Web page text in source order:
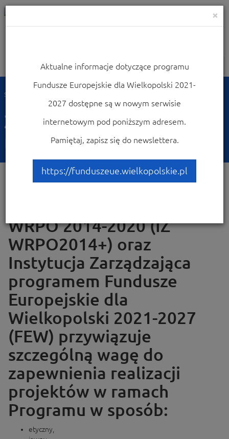
Nawigacja
Strona główna
Zgłaszanie nadużyć /
nieprawidłowości
WRPO 2014-2020 (IZ
WRPO2014+) oraz
Instytucja Zarządzająca
programem Fundusze
Europejskie dla
Wielkopolski 2021-2027
(FEW) przywiązuje
szczególną wagę do
zapewnienia realizacji
projektów w ramach
Programu w sposób:
etyczny,
×
Aktualne informacje dotyczące programu
Fundusze Europejskie dla Wielkopolski 2021-
2027 dostępne są w nowym serwisie
internetowym pod poniższym adresem.
Pamiętaj, zapisz się do newslettera.
https://funduszeue.wielkopolskie.pl